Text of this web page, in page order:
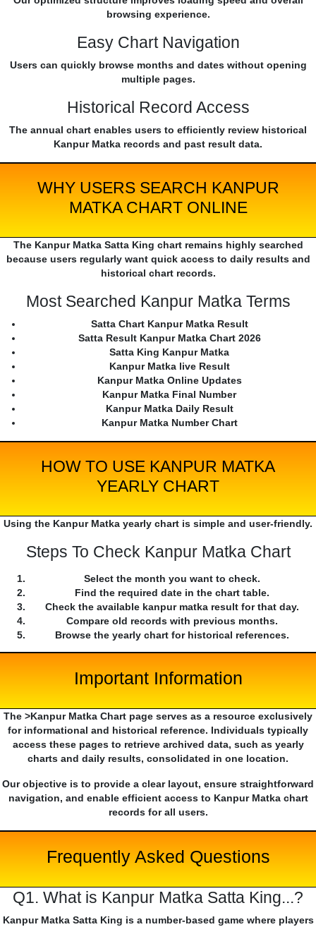
browsing experience.
Easy Chart Navigation
Users can quickly browse months and dates without opening
multiple pages.
Historical Record Access
The annual chart enables users to efficiently review historical
Kanpur Matka records and past result data.
WHY USERS SEARCH KANPUR
MATKA CHART ONLINE
The Kanpur Matka Satta King chart remains highly searched
because users regularly want quick access to daily results and
historical chart records.
Most Searched Kanpur Matka Terms
Satta Chart Kanpur Matka Result
Satta Result Kanpur Matka Chart 2026
Satta King Kanpur Matka
Kanpur Matka live Result
Kanpur Matka Online Updates
Kanpur Matka Final Number
Kanpur Matka Daily Result
Kanpur Matka Number Chart
HOW TO USE KANPUR MATKA
YEARLY CHART
Using the Kanpur Matka yearly chart is simple and user-friendly.
Steps To Check Kanpur Matka Chart
Select the month you want to check.
Find the required date in the chart table.
Check the available kanpur matka result for that day.
Compare old records with previous months.
Browse the yearly chart for historical references.
Important Information
The >Kanpur Matka Chart page serves as a resource exclusively
for informational and historical reference. Individuals typically
access these pages to retrieve archived data, such as yearly
charts and daily results, consolidated in one location.
Our objective is to provide a clear layout, ensure straightforward
navigation, and enable efficient access to Kanpur Matka chart
records for all users.
Frequently Asked Questions
Q1. What is Kanpur Matka Satta King...?
Kanpur Matka Satta King is a number-based game where players